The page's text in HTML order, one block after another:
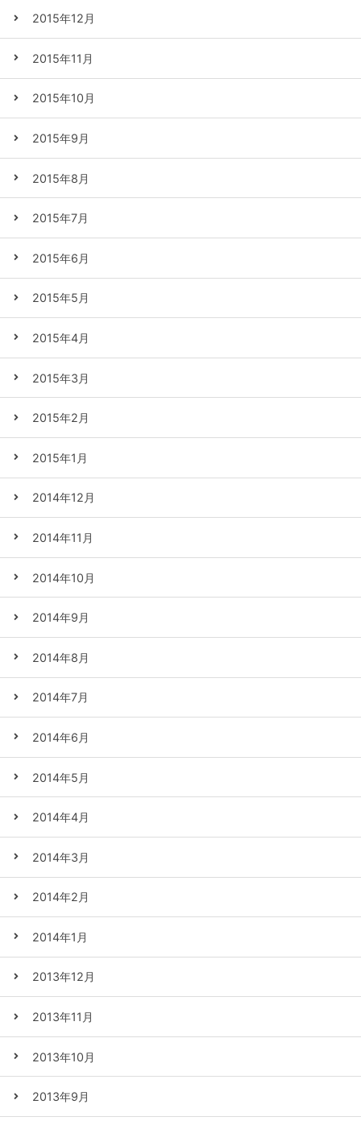
2015年12月
2015年11月
2015年10月
2015年9月
2015年8月
2015年7月
2015年6月
2015年5月
2015年4月
2015年3月
2015年2月
2015年1月
2014年12月
2014年11月
2014年10月
2014年9月
2014年8月
2014年7月
2014年6月
2014年5月
2014年4月
2014年3月
2014年2月
2014年1月
2013年12月
2013年11月
2013年10月
2013年9月